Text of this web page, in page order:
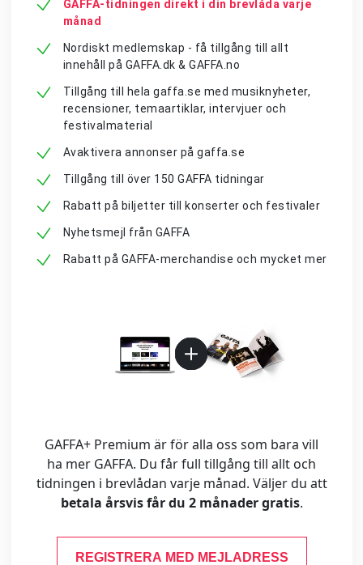
GAFFA-tidningen direkt i din brevlåda varje
månad
Nordiskt medlemskap - få tillgång till allt
innehåll på GAFFA.dk & GAFFA.no
Tillgång till hela gaffa.se med musiknyheter,
recensioner, temaartiklar, intervjuer och
festivalmaterial
Avaktivera annonser på gaffa.se
Tillgång till över 150 GAFFA tidningar
Rabatt på biljetter till konserter och festivaler
Nyhetsmejl från GAFFA
Rabatt på GAFFA-merchandise och mycket mer
GAFFA+ Premium är för alla oss som bara vill
ha mer GAFFA. Du får full tillgång till allt och
tidningen i brevlådan varje månad. Väljer du att
betala årsvis får du 2 månader gratis.
REGISTRERA MED MEJLADRESS